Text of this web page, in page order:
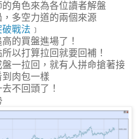
角色來為各位讀者解盤
多空力道的兩個來源
戰法 ﹞
的買盤進場了！
以打算拉回就要回補！
一拉回，就有人拼命搶著接
肉包一樣
不回頭了！